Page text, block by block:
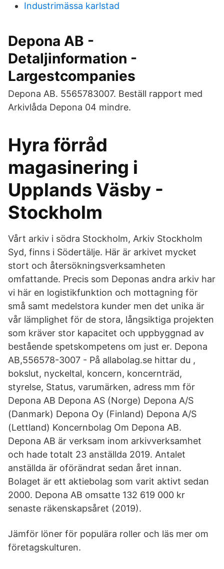
Industrimässa karlstad
Depona AB -
Detaljinformation -
Largestcompanies
Depona AB. 5565783007. Beställ rapport med
Arkivlåda Depona 04 mindre.
Hyra förråd
magasinering i
Upplands Väsby -
Stockholm
Vårt arkiv i södra Stockholm, Arkiv Stockholm
Syd, finns i Södertälje. Här är arkivet mycket
stort och återsökningsverksamheten
omfattande. Precis som Deponas andra arkiv har
vi här en logistikfunktion och mottagning för
små samt medelstora kunder men det unika är
vår lämplighet för de stora, långsiktiga projekten
som kräver stor kapacitet och uppbyggnad av
bestående spetskompetens om just er. Depona
AB,556578-3007 - På allabolag.se hittar du ,
bokslut, nyckeltal, koncern, koncernträd,
styrelse, Status, varumärken, adress mm för
Depona AB Depona AS (Norge) Depona A/S
(Danmark) Depona Oy (Finland) Depona A/S
(Lettland) Koncernbolag Om Depona AB.
Depona AB är verksam inom arkivverksamhet
och hade totalt 23 anställda 2019. Antalet
anställda är oförändrat sedan året innan.
Bolaget är ett aktiebolag som varit aktivt sedan
2000. Depona AB omsatte 132 619 000 kr
senaste räkenskapsåret (2019).
Jämför löner för populära roller och läs mer om
företagskulturen.